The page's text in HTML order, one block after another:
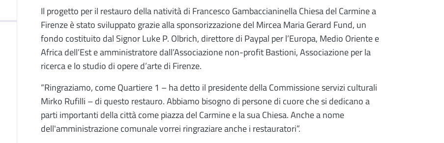
Descrizione
Il progetto per il restauro della natività di Francesco Gambaccianinella Chiesa del Carmine a
Firenze è stato sviluppato grazie alla sponsorizzazione del Mircea Maria Gerard Fund, un
fondo costituito dal Signor Luke P. Olbrich, direttore di Paypal per l’Europa, Medio Oriente e
Africa dell’Est e amministratore dall’Associazione non-profit Bastioni, Associazione per la
ricerca e lo studio di opere d’arte di Firenze.
“Ringraziamo, come Quartiere 1 – ha detto il presidente della Commissione servizi culturali
Mirko Rufilli – di questo restauro. Abbiamo bisogno di persone di cuore che si dedicano a
parti importanti della città come piazza del Carmine e la sua Chiesa. Anche a nome
dell'amministrazione comunale vorrei ringraziare anche i restauratori”.